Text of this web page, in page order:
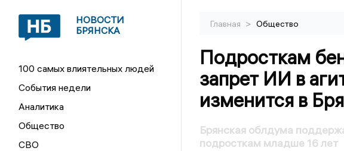
НОВОСТИ
БРЯНСКА
100 самых влиятельных людей
События недели
Аналитика
Общество
СВО
Главная > Общество
Подросткам
запрет ИИ в
изменится в
Брянская облдума
подросткам младше 16 лет